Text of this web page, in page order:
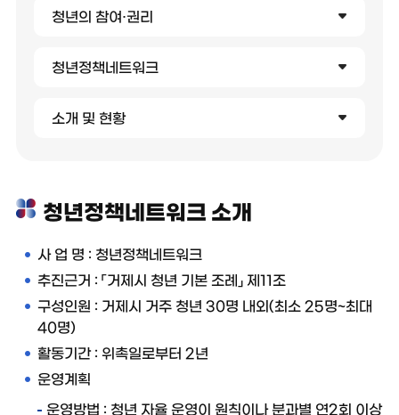
청년의 참여·권리
청년정책네트워크
소개 및 현황
청년정책네트워크 소개
사 업 명 : 청년정책네트워크
추진근거 : 「거제시 청년 기본 조례」 제11조
구성인원 : 거제시 거주 청년 30명 내외(최소 25명~최대
40명)
활동기간 : 위촉일로부터 2년
운영계획
운영방법 : 청년 자율 운영이 원칙이나 분과별 연2회 이상